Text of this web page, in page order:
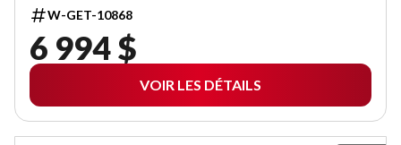
W-GET-10868
6 994 $
VOIR LES DÉTAILS